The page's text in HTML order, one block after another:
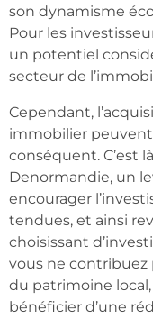
son dynamisme
Pour les
un potentiel
secteur de
Cependant,
immobilier
conséquent. C’est
Denormandie, un
encourager
tendues, et ainsi
choisissant
vous ne contribuez
du patrimoine
bénéficier d’une